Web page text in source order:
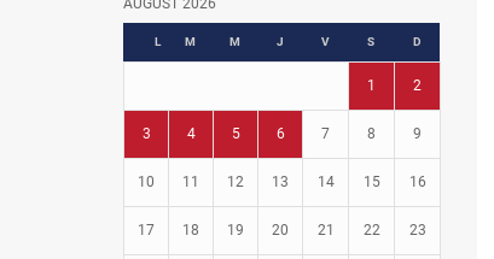
Fotbal în grădinițe
AUGUST 2026
L M M J V S D
1 2
3 4 5 6 7 8 9
10 11 12 13 14 15 16
17 18 19 20 21 22 23